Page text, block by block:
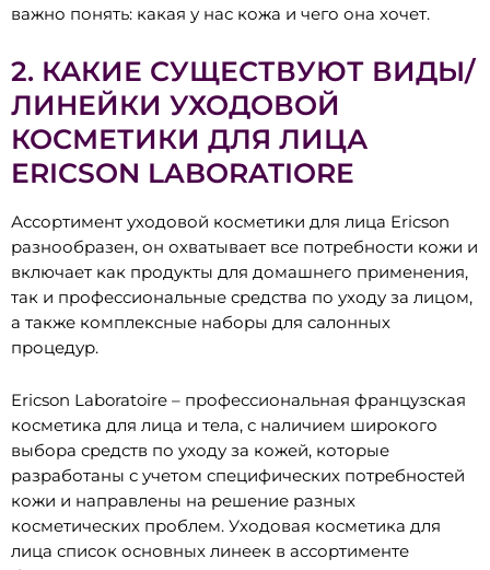
важно понять: какая у нас кожа и чего она хочет.
2. КАКИЕ СУЩЕСТВУЮТ ВИДЫ/
ЛИНЕЙКИ УХОДОВОЙ
КОСМЕТИКИ ДЛЯ ЛИЦА
ERICSON LABORATIORE
Ассортимент уходовой косметики для лица Ericson
разнообразен, он охватывает все потребности кожи и
включает как продукты для домашнего применения,
так и профессиональные средства по уходу за лицом,
а также комплексные наборы для салонных
процедур.
Ericson Laboratoire – профессиональная французская
косметика для лица и тела, с наличием широкого
выбора средств по уходу за кожей, которые
разработаны с учетом специфических потребностей
кожи и направлены на решение разных
косметических проблем. Уходовая косметика для
лица список основных линеек в ассортименте